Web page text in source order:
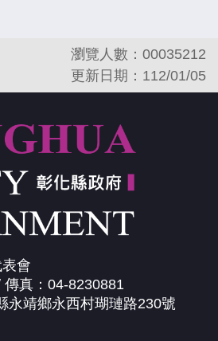
瀏覽人數：00035212
更新日期：112/01/05
會
真：04-8230881
永靖鄉永西村瑚璉路230號